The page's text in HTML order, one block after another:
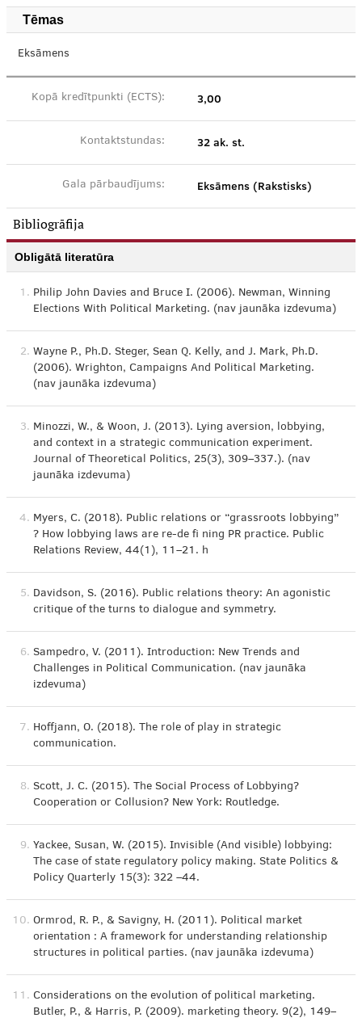
Tēmas
Eksāmens
Kopā kredītpunkti (ECTS): 3,00
Kontaktstundas: 32 ak. st.
Gala pārbaudījums: Eksāmens (Rakstisks)
Bibliogrāfija
Obligātā literatūra
1. Philip John Davies and Bruce I. (2006). Newman, Winning
Elections With Political Marketing. (nav jaunāka izdevuma)
2. Wayne P., Ph.D. Steger, Sean Q. Kelly, and J. Mark, Ph.D.
(2006). Wrighton, Campaigns And Political Marketing.
(nav jaunāka izdevuma)
3. Minozzi, W., & Woon, J. (2013). Lying aversion, lobbying,
and context in a strategic communication experiment.
Journal of Theoretical Politics, 25(3), 309–337.). (nav
jaunāka izdevuma)
4. Myers, C. (2018). Public relations or “grassroots lobbying”
? How lobbying laws are re-de fi ning PR practice. Public
Relations Review, 44(1), 11–21. h
5. Davidson, S. (2016). Public relations theory: An agonistic
critique of the turns to dialogue and symmetry.
6. Sampedro, V. (2011). Introduction: New Trends and
Challenges in Political Communication. (nav jaunāka
izdevuma)
7. Hoffjann, O. (2018). The role of play in strategic
communication.
8. Scott, J. C. (2015). The Social Process of Lobbying?
Cooperation or Collusion? New York: Routledge.
9. Yackee, Susan, W. (2015). Invisible (And visible) lobbying:
The case of state regulatory policy making. State Politics &
Policy Quarterly 15(3): 322 –44.
10. Ormrod, R. P., & Savigny, H. (2011). Political market
orientation : A framework for understanding relationship
structures in political parties. (nav jaunāka izdevuma)
11. Considerations on the evolution of political marketing.
Butler, P., & Harris, P. (2009). marketing theory. 9(2), 149–